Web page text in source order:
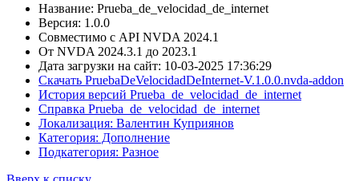
Название: Prueba_de_velocidad_de_internet
Версия: 1.0.0
Совместимо с API NVDA 2024.1
От NVDA 2024.3.1 до 2023.1
Дата загрузки на сайт: 10-03-2025 17:36:29
Скачать PruebaDeVelocidadDeInternet-V.1.0.0.nvda-addon
История версий Prueba_de_velocidad_de_internet
Справка Prueba_de_velocidad_de_internet
Локализация: Валентин Куприянов
Категория: Дополнение
Подкатегория: Разное